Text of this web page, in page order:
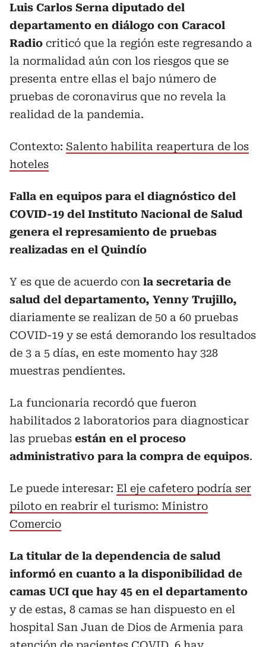
Luis Carlos Serna diputado del
departamento en diálogo con Caracol
Radio criticó que la región este regresando a
la normalidad aún con los riesgos que se
presenta entre ellas el bajo número de
pruebas de coronavirus que no revela la
realidad de la pandemia.
Contexto: Salento habilita reapertura de los
hoteles
Falla en equipos para el diagnóstico del
COVID-19 del Instituto Nacional de Salud
genera el represamiento de pruebas
realizadas en el Quindío
Y es que de acuerdo con la secretaria de
salud del departamento, Yenny Trujillo,
diariamente se realizan de 50 a 60 pruebas
COVID-19 y se está demorando los resultados
de 3 a 5 días, en este momento hay 328
muestras pendientes.
La funcionaria recordó que fueron
habilitados 2 laboratorios para diagnosticar
las pruebas están en el proceso
administrativo para la compra de equipos.
Le puede interesar: El eje cafetero podría ser
piloto en reabrir el turismo: Ministro
Comercio
La titular de la dependencia de salud
informó en cuanto a la disponibilidad de
camas UCI que hay 45 en el departamento
y de estas, 8 camas se han dispuesto en el
hospital San Juan de Dios de Armenia para